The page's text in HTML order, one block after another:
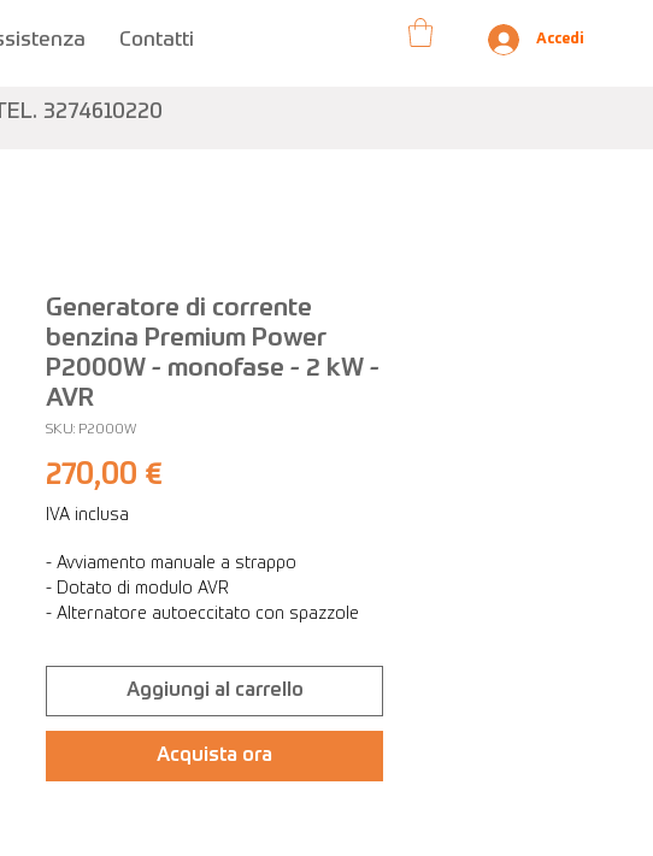
Contatti Accedi
3274610220
Generatore di corrente
benzina Premium Power
P2000W - monofase - 2 kW -
AVR
SKU: P2000W
270,00 €
IVA inclusa
- Avviamento manuale a strappo
- Dotato di modulo AVR
- Alternatore autoeccitato con spazzole
Aggiungi al carrello
Acquista ora